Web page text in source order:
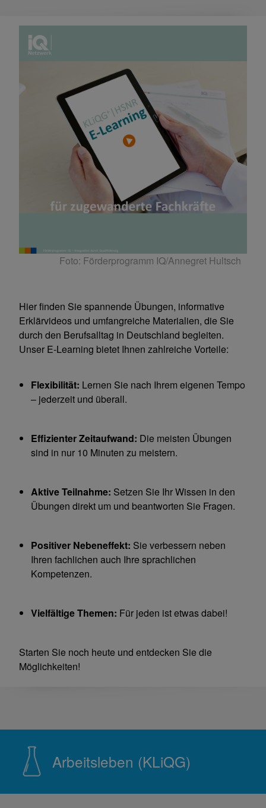
Foto: Förderprogramm IQ/Annegret Hultsch
Hier finden Sie spannende Übungen, informative
Erklärvideos und umfangreiche Materialien, die Sie
durch den Berufsalltag in Deutschland begleiten.
Unser E-Learning bietet Ihnen zahlreiche Vorteile:
Flexibilität: Lernen Sie nach Ihrem eigenen Tempo
– jederzeit und überall.
Effizienter Zeitaufwand: Die meisten Übungen
sind in nur 10 Minuten zu meistern.
Aktive Teilnahme: Setzen Sie Ihr Wissen in den
Übungen direkt um und beantworten Sie Fragen.
Positiver Nebeneffekt: Sie verbessern neben
Ihren fachlichen auch Ihre sprachlichen
Kompetenzen.
Vielfältige Themen: Für jeden ist etwas dabei!
Starten Sie noch heute und entdecken Sie die
Möglichkeiten!
Arbeitsleben (KLiQG)